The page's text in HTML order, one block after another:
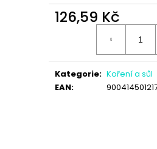
126,59 Kč
Kategorie: Koření a sůl
EAN: